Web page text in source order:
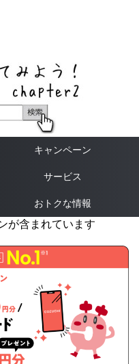
キャンペーン
サービス
おトクな情報
が含まれています